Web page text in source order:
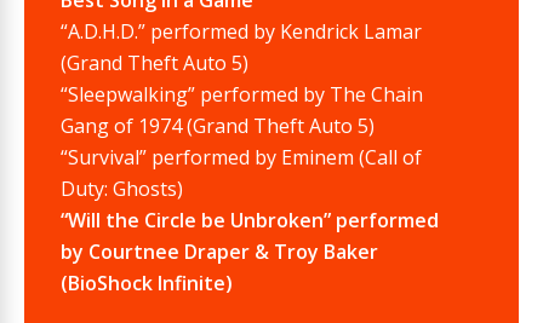
“A.D.H.D.” performed by Kendrick Lamar
(Grand Theft Auto 5)
“Sleepwalking” performed by The Chain
Gang of 1974 (Grand Theft Auto 5)
“Survival” performed by Eminem (Call of
Duty: Ghosts)
“Will the Circle be Unbroken” performed
by Courtnee Draper & Troy Baker
(BioShock Infinite)